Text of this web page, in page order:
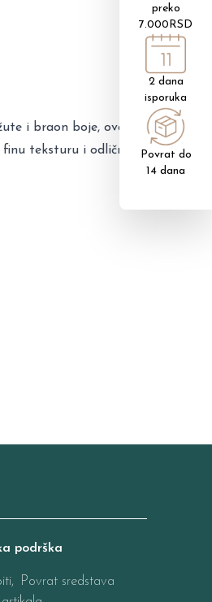
i braon boje, ova
teksturu i odličnu
preko
7.000RSD
2 dana
isporuka
Povrat do
14 dana
podrška
Povrat sredstava